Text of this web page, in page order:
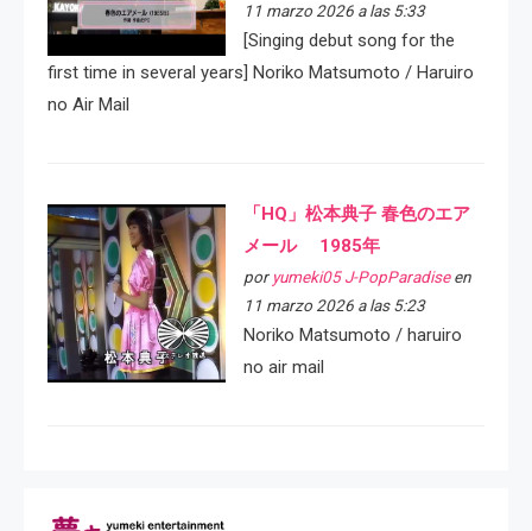
11 marzo 2026 a las 5:33
[Singing debut song for the
first time in several years] Noriko Matsumoto / Haruiro
no Air Mail
「HQ」松本典子 春色のエア
メール 1985年
por yumeki05 J-PopParadiseen
11 marzo 2026 a las 5:23
Noriko Matsumoto / haruiro
no air mail